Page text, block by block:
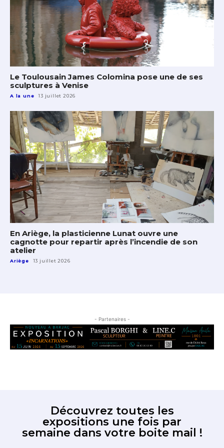
Le Toulousain James Colomina pose une de ses
sculptures à Venise
A la une 13 juillet 2026
En Ariège, la plasticienne Lunat ouvre une
cagnotte pour repartir après l’incendie de son
atelier
Ariège 13 juillet 2026
- Partenaires -
Découvrez toutes les
expositions une fois par
semaine dans votre boite mail !